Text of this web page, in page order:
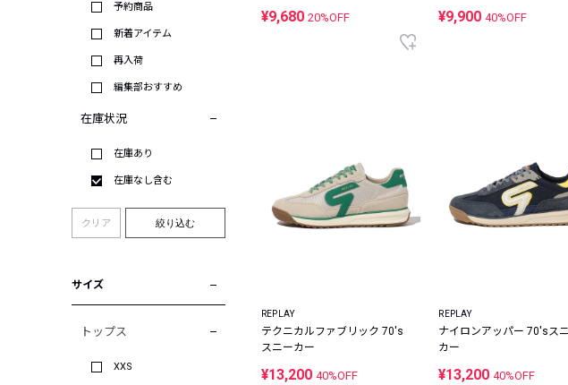
予約商品
新着アイテム
再入荷
編集部おすすめ
在庫状況
在庫あり
在庫なし含む
クリア 絞り込む
サイズ
トップス
XXS
¥9,680 20%OFF ¥9,90040%OFF
REPLAY
テクニカルファブリック 70's
スニーカー
¥13,200 40%OFF
REPLAY
ナイロンアッパー 70'sス
カー
¥13,20040%OFF